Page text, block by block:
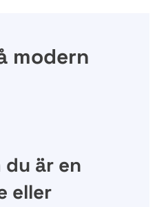
modern
du är en
eller